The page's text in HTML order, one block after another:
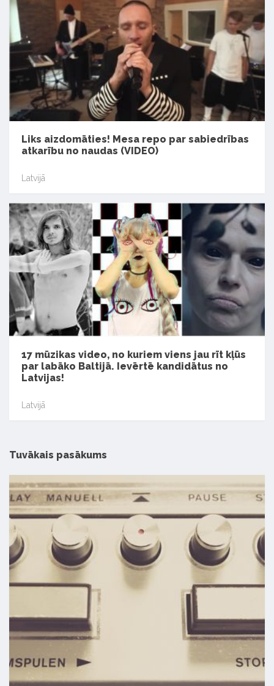
Liks aizdomāties! Mesa repo par sabiedrības
atkarību no naudas (VIDEO)
Latvijā
17 mūzikas video, no kuriem viens jau rīt kļūs
par labāko Baltijā. Ievērtē kandidātus no
Latvijas!
Latvijā
Tuvākais pasākums